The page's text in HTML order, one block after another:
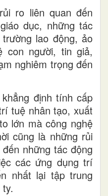
ro liên quan đến
dục, những tác
lao động, ảo
con người, tin giả,
nghiêm trọng đến
định tính cấp
tuệ nhân tạo, xuất
lớn mà công nghệ
cũng là những rủi
những tác động
các ứng dụng trí
nhất lại tập trung